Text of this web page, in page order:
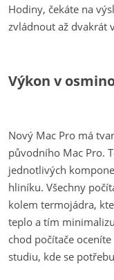
Hodiny, čekáte na
zvládnout až dvakrát
Výkon v
Nový Mac Pro má
původního Mac Pro.
jednotlivých
hliníku. Všechny
kolem termojádra,
teplo a tím
chod počítače
studiu, kde se